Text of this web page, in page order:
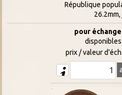
République
pour
disponibles
prix / valeur